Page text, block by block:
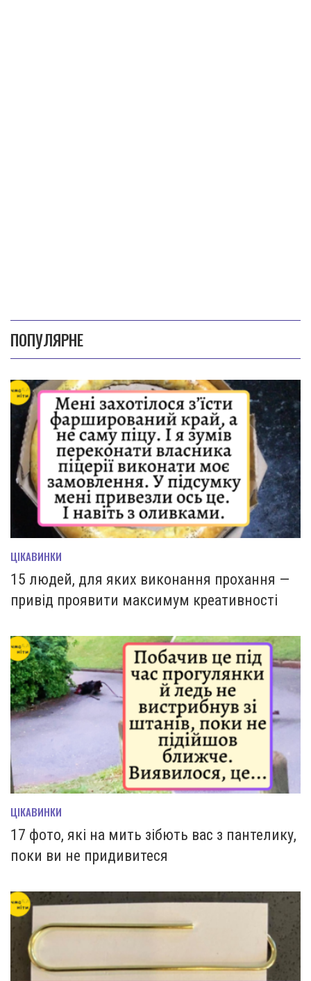
ПОПУЛЯРНЕ
ЦІКАВИНКИ
15 людей, для яких виконання прохання —
привід проявити максимум креативності
ЦІКАВИНКИ
17 фото, які на мить зiбють вас з пантелику,
поки ви не придивитеся